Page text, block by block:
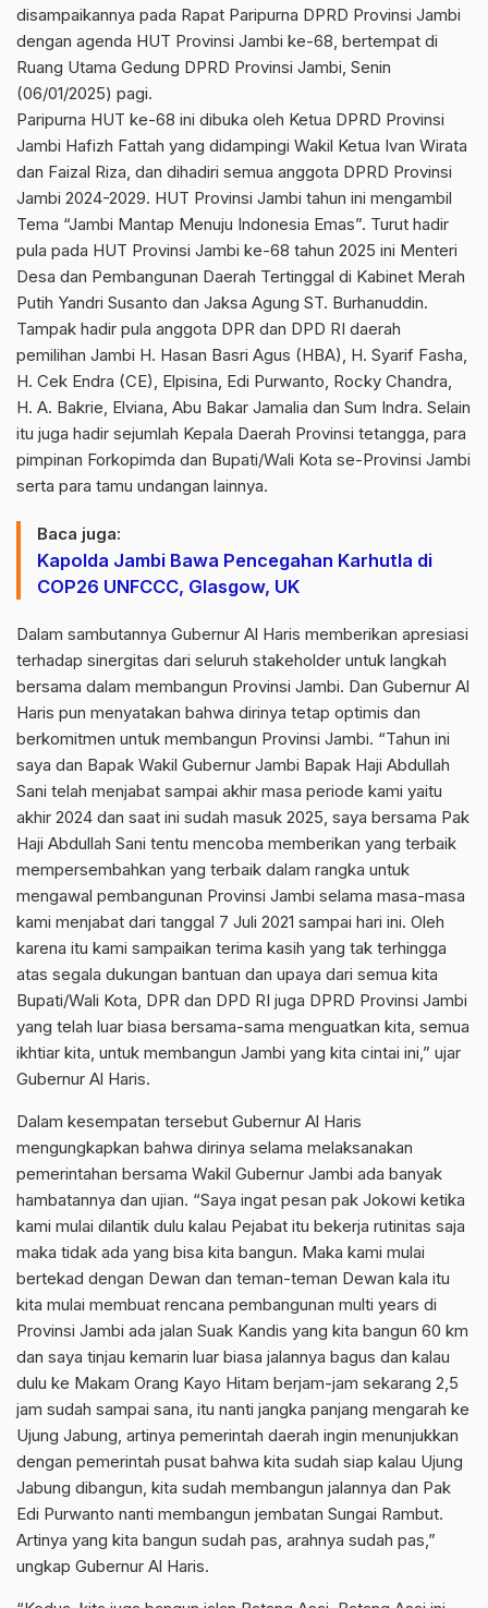
disampaikannya pada Rapat Paripurna DPRD Provinsi Jambi
dengan agenda HUT Provinsi Jambi ke-68, bertempat di
Ruang Utama Gedung DPRD Provinsi Jambi, Senin
(06/01/2025) pagi.
Paripurna HUT ke-68 ini dibuka oleh Ketua DPRD Provinsi
Jambi Hafizh Fattah yang didampingi Wakil Ketua Ivan Wirata
dan Faizal Riza, dan dihadiri semua anggota DPRD Provinsi
Jambi 2024-2029. HUT Provinsi Jambi tahun ini mengambil
Tema “Jambi Mantap Menuju Indonesia Emas”. Turut hadir
pula pada HUT Provinsi Jambi ke-68 tahun 2025 ini Menteri
Desa dan Pembangunan Daerah Tertinggal di Kabinet Merah
Putih Yandri Susanto dan Jaksa Agung ST. Burhanuddin.
Tampak hadir pula anggota DPR dan DPD RI daerah
pemilihan Jambi H. Hasan Basri Agus (HBA), H. Syarif Fasha,
H. Cek Endra (CE), Elpisina, Edi Purwanto, Rocky Chandra,
H. A. Bakrie, Elviana, Abu Bakar Jamalia dan Sum Indra. Selain
itu juga hadir sejumlah Kepala Daerah Provinsi tetangga, para
pimpinan Forkopimda dan Bupati/Wali Kota se-Provinsi Jambi
serta para tamu undangan lainnya.
Baca juga:
Kapolda Jambi Bawa Pencegahan Karhutla di
COP26 UNFCCC, Glasgow, UK
Dalam sambutannya Gubernur Al Haris memberikan apresiasi
terhadap sinergitas dari seluruh stakeholder untuk langkah
bersama dalam membangun Provinsi Jambi. Dan Gubernur Al
Haris pun menyatakan bahwa dirinya tetap optimis dan
berkomitmen untuk membangun Provinsi Jambi. “Tahun ini
saya dan Bapak Wakil Gubernur Jambi Bapak Haji Abdullah
Sani telah menjabat sampai akhir masa periode kami yaitu
akhir 2024 dan saat ini sudah masuk 2025, saya bersama Pak
Haji Abdullah Sani tentu mencoba memberikan yang terbaik
mempersembahkan yang terbaik dalam rangka untuk
mengawal pembangunan Provinsi Jambi selama masa-masa
kami menjabat dari tanggal 7 Juli 2021 sampai hari ini. Oleh
karena itu kami sampaikan terima kasih yang tak terhingga
atas segala dukungan bantuan dan upaya dari semua kita
Bupati/Wali Kota, DPR dan DPD RI juga DPRD Provinsi Jambi
yang telah luar biasa bersama-sama menguatkan kita, semua
ikhtiar kita, untuk membangun Jambi yang kita cintai ini,” ujar
Gubernur Al Haris.
Dalam kesempatan tersebut Gubernur Al Haris
mengungkapkan bahwa dirinya selama melaksanakan
pemerintahan bersama Wakil Gubernur Jambi ada banyak
hambatannya dan ujian. “Saya ingat pesan pak Jokowi ketika
kami mulai dilantik dulu kalau Pejabat itu bekerja rutinitas saja
maka tidak ada yang bisa kita bangun. Maka kami mulai
bertekad dengan Dewan dan teman-teman Dewan kala itu
kita mulai membuat rencana pembangunan multi years di
Provinsi Jambi ada jalan Suak Kandis yang kita bangun 60 km
dan saya tinjau kemarin luar biasa jalannya bagus dan kalau
dulu ke Makam Orang Kayo Hitam berjam-jam sekarang 2,5
jam sudah sampai sana, itu nanti jangka panjang mengarah ke
Ujung Jabung, artinya pemerintah daerah ingin menunjukkan
dengan pemerintah pusat bahwa kita sudah siap kalau Ujung
Jabung dibangun, kita sudah membangun jalannya dan Pak
Edi Purwanto nanti membangun jembatan Sungai Rambut.
Artinya yang kita bangun sudah pas, arahnya sudah pas,”
ungkap Gubernur Al Haris.